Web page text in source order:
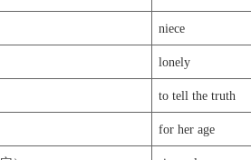
niece
lonely
to tell the truth
for her age